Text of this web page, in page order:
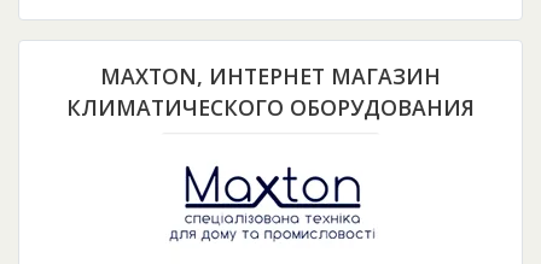
МAXTON, ИНТЕРНЕТ МАГАЗИН
КЛИМАТИЧЕСКОГО ОБОРУДОВАНИЯ